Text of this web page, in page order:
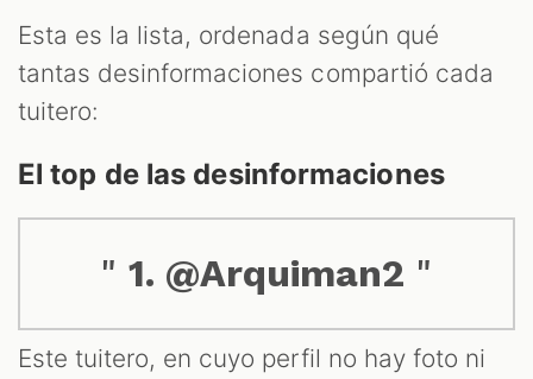
Esta es la lista, ordenada según qué
tantas desinformaciones compartió cada
tuitero:
El top de las desinformaciones
1. @Arquiman2
Este tuitero, en cuyo perfil no hay foto ni